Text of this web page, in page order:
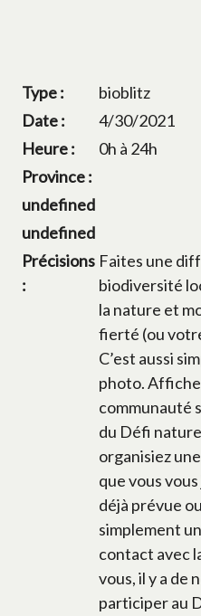
Type :
bioblitz
Date :
4/30/2021
Heure :
0h à 24h
Province :
undefined
undefined
Précisions
:
Faites une
biodiversité
la nature et
fierté (ou
C’est aussi
photo.
communauté
du Défi
organisiez
que vous
déjà prévue
simplement
contact avec
vous, il y a de
participer au